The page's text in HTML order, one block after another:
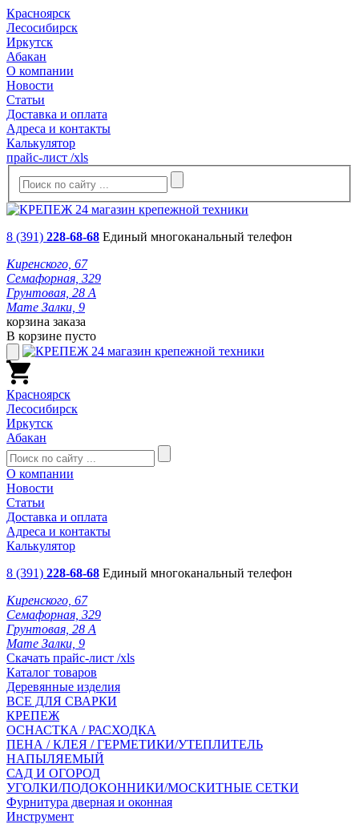
Красноярск
Лесосибирск
Иркутск
Абакан
О компании
Новости
Статьи
Доставка и оплата
Адреса и контакты
Калькулятор
прайс-лист /xls
8 (391) 228-68-68 Единый многоканальный телефон
Киренского, 67
Семафорная, 329
Грунтовая, 28 А
Мате Залки, 9
корзина заказа
В корзине пусто
Красноярск
Лесосибирск
Иркутск
Абакан
О компании
Новости
Статьи
Доставка и оплата
Адреса и контакты
Калькулятор
8 (391) 228-68-68 Единый многоканальный телефон
Киренского, 67
Семафорная, 329
Грунтовая, 28 А
Мате Залки, 9
Скачать прайс-лист /xls
Каталог товаров
Деревянные изделия
ВСЕ ДЛЯ СВАРКИ
КРЕПЕЖ
ОСНАСТКА / РАСХОДКА
ПЕНА / КЛЕЯ / ГЕРМЕТИКИ/УТЕПЛИТЕЛЬ
НАПЫЛЯЕМЫЙ
САД И ОГОРОД
УГОЛКИ/ПОДОКОННИКИ/МОСКИТНЫЕ СЕТКИ
Фурнитура дверная и оконная
Инструмент